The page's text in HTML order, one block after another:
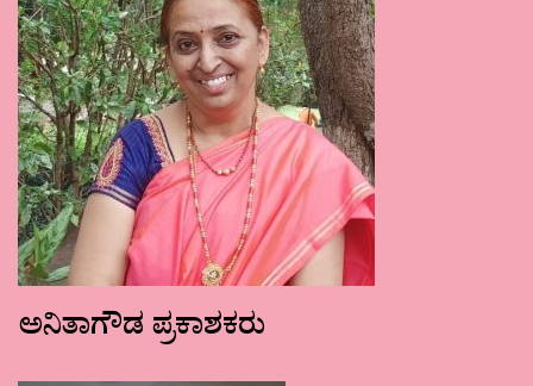
ಅನಿತಾಗೌಡ ಪ್ರಕಾಶಕರು